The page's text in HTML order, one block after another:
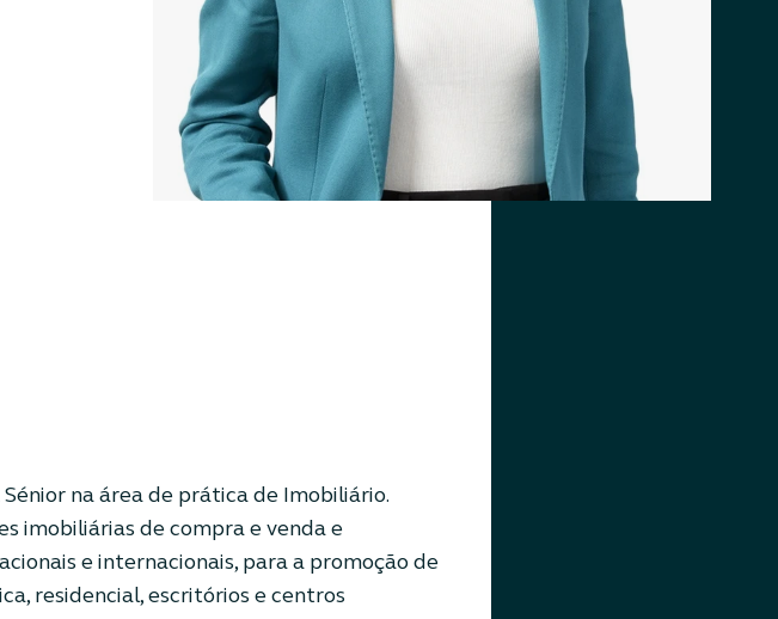
na área de prática de Imobiliário.
imobiliárias de compra e venda e
e internacionais, para a promoção de
residencial, escritórios e centros